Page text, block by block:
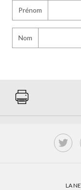
Prénom
Nom
LA